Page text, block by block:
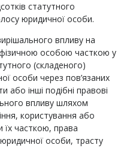
статутного
юридичної особи.
впливу на
фізичною особою часткою у
(складеного)
особи через пов’язаних
або інші подібні правові
впливу шляхом
користування або
їх часткою, права
особи, трасту